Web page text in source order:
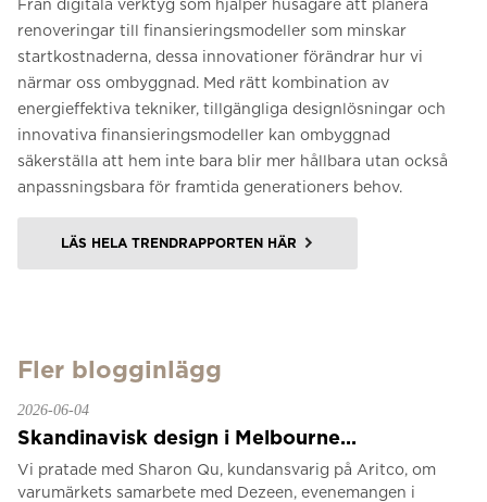
Från digitala verktyg som hjälper husägare att planera
renoveringar till finansieringsmodeller som minskar
startkostnaderna, dessa innovationer förändrar hur vi
närmar oss ombyggnad. Med rätt kombination av
energieffektiva tekniker, tillgängliga designlösningar och
innovativa finansieringsmodeller kan ombyggnad
säkerställa att hem inte bara blir mer hållbara utan också
anpassningsbara för framtida generationers behov.
LÄS HELA TRENDRAPPORTEN HÄR
Fler blogginlägg
2026-06-04
Skandinavisk design i Melbourne...
Vi pratade med Sharon Qu, kundansvarig på Aritco, om
varumärkets samarbete med Dezeen, evenemangen i